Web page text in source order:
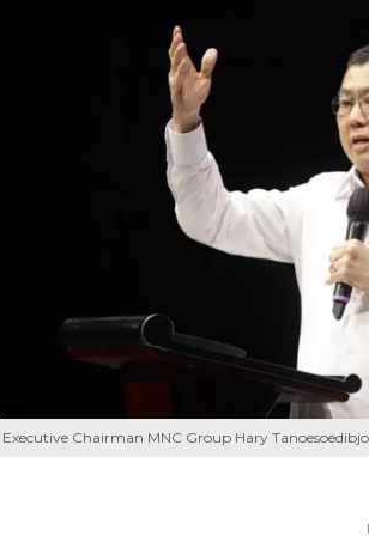
Executive Chairman MNC Group Hary